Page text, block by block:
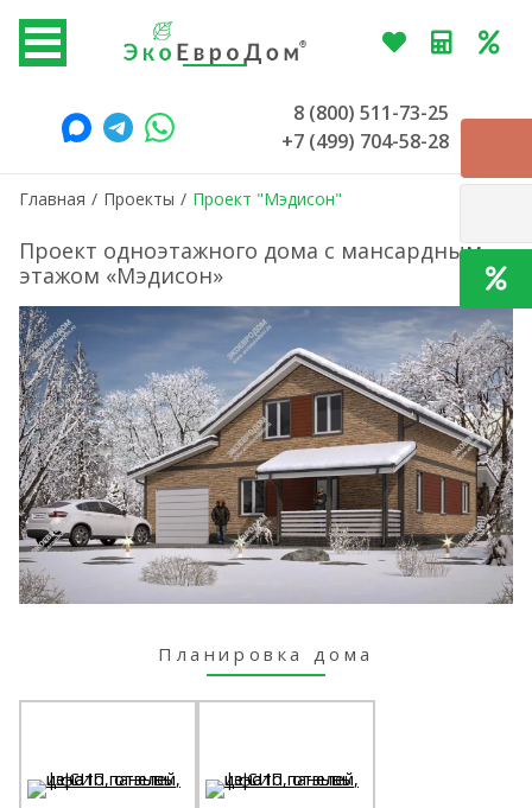
8 (800) 511-73-25
+7 (499) 704-58-28
Главная / Проекты / Проект "Мэдисон"
Проект одноэтажного дома с мансардным
этажом «Мэдисон»
Планировка дома